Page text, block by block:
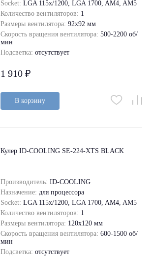
Socket: LGA 115x/1200, LGA 1700, AM4, AM5
Количество вентиляторов: 1
Размеры вентилятора: 92x92 мм
Скорость вращения вентилятора: 500-2200 об/
мин
Подсветка: отсутствует
1 910 ₽
В корзину
Кулер ID-COOLING SE-224-XTS BLACK
Производитель: ID-COOLING
Назначение: для процессора
Socket: LGA 115x/1200, LGA 1700, AM4, AM5
Количество вентиляторов: 1
Размеры вентилятора: 120x120 мм
Скорость вращения вентилятора: 600-1500 об/
мин
Подсветка: отсутствует